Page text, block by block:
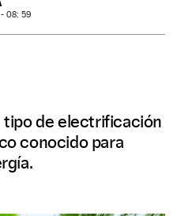
- 08: 59
tipo de electrificación
conocido para